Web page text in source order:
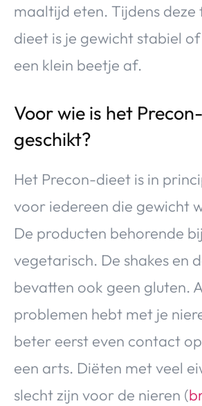
maaltijd eten. Tijdens deze
dieet is je gewicht stabiel
een klein beetje af.
Voor wie is het
geschikt?
Het Precon-dieet is in
voor iedereen die gewicht
De producten behorende
vegetarisch. De shakes en
bevatten ook geen gluten.
problemen hebt met je
beter eerst even contact
een arts. Diëten met veel
slecht zijn voor de nieren (